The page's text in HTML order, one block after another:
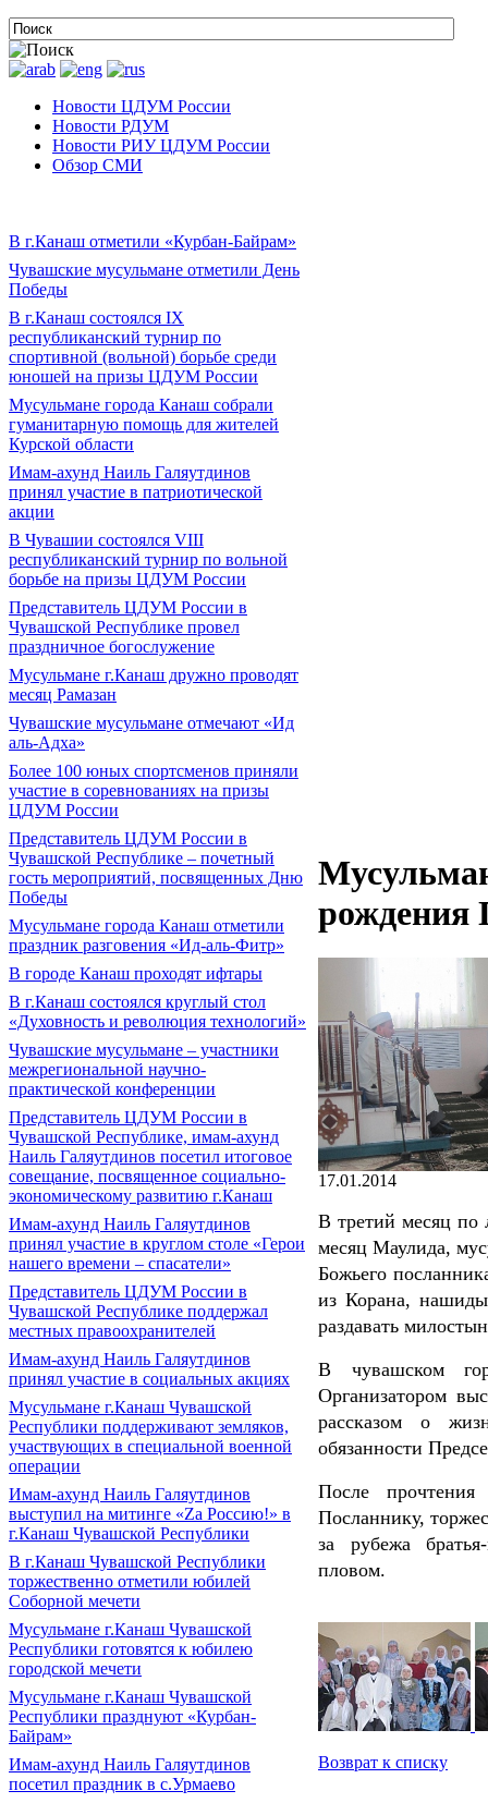
Новости ЦДУМ России
Новости РДУМ
Новости РИУ ЦДУМ России
Обзор СМИ
В г.Канаш отметили «Курбан-Байрам»
Чувашские мусульмане отметили День
Победы
В г.Канаш состоялся IX
республиканский турнир по
спортивной (вольной) борьбе среди
юношей на призы ЦДУМ России
Мусульмане города Канаш собрали
гуманитарную помощь для жителей
Курской области
Имам-ахунд Наиль Галяутдинов
принял участие в патриотической
акции
В Чувашии состоялся VIII
республиканский турнир по вольной
борьбе на призы ЦДУМ России
Представитель ЦДУМ России в
Чувашской Республике провел
праздничное богослужение
Мусульмане г.Канаш дружно проводят
месяц Рамазан
Чувашские мусульмане отмечают «Ид
аль-Адха»
Более 100 юных спортсменов приняли
участие в соревнованиях на призы
ЦДУМ России
Представитель ЦДУМ России в
Чувашской Республике – почетный
гость мероприятий, посвященных Дню
Победы
Мусульмане города Канаш отметили
праздник разговения «Ид-аль-Фитр»
В городе Канаш проходят ифтары
В г.Канаш состоялся круглый стол
«Духовность и революция технологий»
Чувашские мусульмане – участники
межрегиональной научно-
практической конференции
Представитель ЦДУМ России в
Чувашской Республике, имам-ахунд
Наиль Галяутдинов посетил итоговое
совещание, посвященное социально-
экономическому развитию г.Канаш
Имам-ахунд Наиль Галяутдинов
принял участие в круглом столе «Герои
нашего времени – спасатели»
Представитель ЦДУМ России в
Чувашской Республике поддержал
местных правоохранителей
Имам-ахунд Наиль Галяутдинов
принял участие в социальных акциях
Мусульмане г.Канаш Чувашской
Республики поддерживают земляков,
участвующих в специальной военной
операции
Имам-ахунд Наиль Галяутдинов
выступил на митинге «Zа Россию!» в
г.Канаш Чувашской Республики
В г.Канаш Чувашской Республики
торжественно отметили юбилей
Соборной мечети
Мусульмане г.Канаш Чувашской
Республики готовятся к юбилею
городской мечети
Мусульмане г.Канаш Чувашской
Республики празднуют «Курбан-
Байрам»
Имам-ахунд Наиль Галяутдинов
посетил праздник в с.Урмаево
рождения
17.01.2014
В третий месяц по
месяц Маулида,
Божьего
из Корана,
раздавать
В чувашском
Организатором
рассказом о
обязанности
После
Посланнику,
за рубежа
пловом.
Возврат к списку